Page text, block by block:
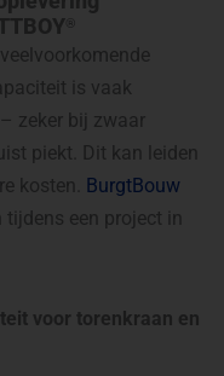
®
is vaak
zeker bij zwaar
piekt. Dit kan leiden
kosten.
BurgtBouw
tijdens een project in
voor torenkraan en